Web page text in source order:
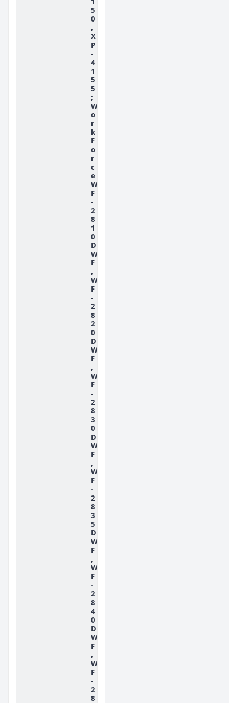
5
0
,
X
P
-
4
1
5
5
;
W
o
r
k
F
o
r
c
e
W
F
-
2
8
1
0
D
W
F
,
W
F
-
2
8
2
0
D
W
F
,
W
F
-
2
8
3
0
D
W
F
,
W
F
-
2
8
3
5
D
W
F
,
W
F
-
2
8
4
0
D
W
F
,
W
F
-
2
8